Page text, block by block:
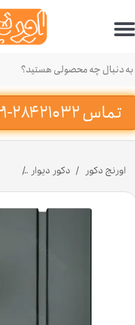
تماس ۳۲ ۲۱۰ ۲۸۴-۰۲۱‌
حساب کاربری من
تغییر گذر واژه
سفارشات
خروج از حساب کاربری
اورنج دکور دکور دیوار